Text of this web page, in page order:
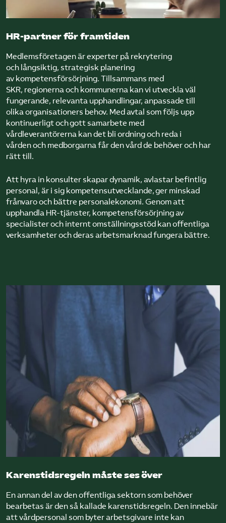
HR-partner för framtiden
Medlems­företagen är experter på rekrytering
och långsiktig, strategisk planering
av kompetensförsörjning. Tillsammans med
SKR, regionerna och kommunerna kan vi utveckla väl
fungerande, relevanta upphandlingar, anpassade till
olika organisationers behov. Med avtal som följs upp
kontinuerligt och gott samarbete med
vårdleverantörerna kan det bli ordning och reda i
vården och medborgarna får den vård de behöver och har
rätt till.
Att hyra in konsulter skapar dynamik, avlastar befintlig
personal, är i sig kompetensutvecklande, ger minskad
frånvaro och bättre personalekonomi. Genom att
upphandla HR-tjänster, kompetensförsörjning av
specialister och internt omställningsstöd kan offentliga
verksamheter och deras arbetsmarknad fungera bättre.
Karenstidsregeln måste ses över
En annan del av den offentliga sektorn som behöver
bearbetas är den så kallade karenstidsregeln. Den innebär
att vårdpersonal som byter arbetsgivare inte kan